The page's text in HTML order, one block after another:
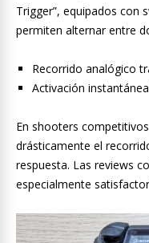
Trigger”, equipados con
permiten alternar entre
Recorrido analógico
Activación
En shooters
drásticamente el
respuesta. Las reviews
especialmente